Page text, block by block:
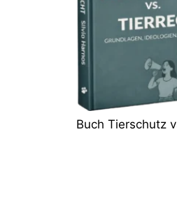
Buch Tierschutz